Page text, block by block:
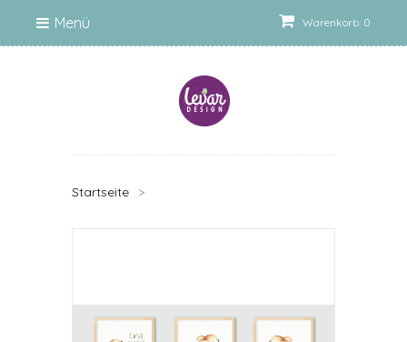
Warenkorb: 0
Menü
Startseite >